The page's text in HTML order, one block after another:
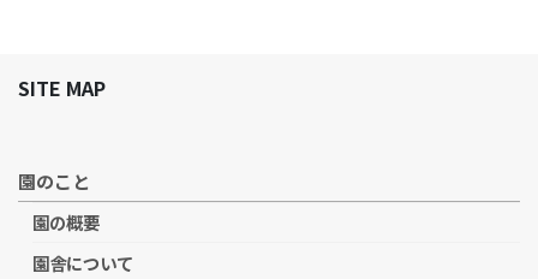
SITE MAP
園のこと
園の概要
園舎について